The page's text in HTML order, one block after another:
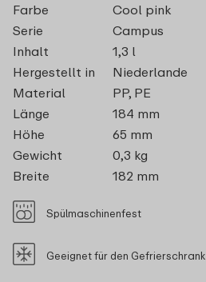
Farbe
Cool pink
Serie
Campus
Inhalt
1,3 l
Hergestellt in
Niederlande
Material
PP, PE
Länge
184 mm
Höhe
65 mm
Gewicht
0,3 kg
Breite
182 mm
Spülmaschinenfest
Geeignet für den Gefrierschrank